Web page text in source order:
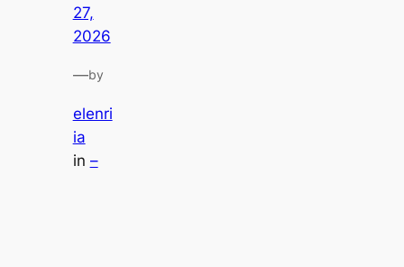
27,
2026
—by
elenri
ia
in –